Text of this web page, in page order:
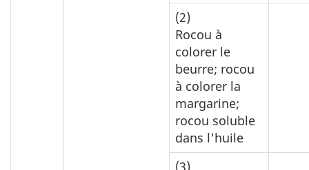
(2)
Rocou à
colorer le
beurre; rocou
à colorer la
margarine;
rocou soluble
dans l'huile
(3)